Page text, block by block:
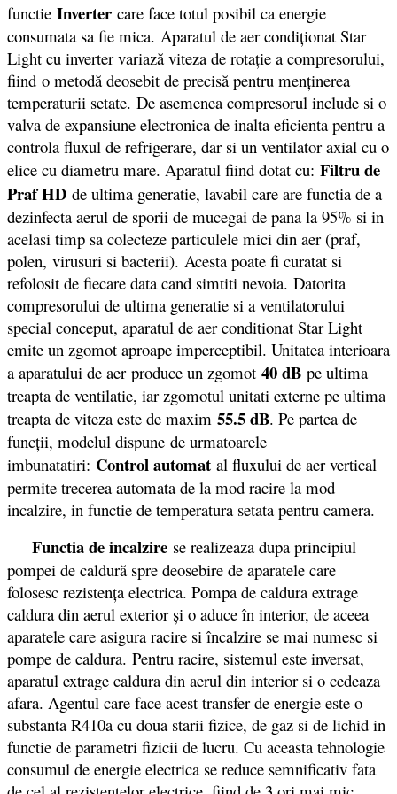
functie Inverter care face totul posibil ca energie
consumata sa fie mica. Aparatul de aer condiţionat Star
Light cu inverter variază viteza de rotaţie a compresorului,
fiind o metodă deosebit de precisă pentru menţinerea
temperaturii setate. De asemenea compresorul include si o
valva de expansiune electronica de inalta eficienta pentru a
controla fluxul de refrigerare, dar si un ventilator axial cu o
elice cu diametru mare. Aparatul fiind dotat cu: Filtru de
Praf HD de ultima generatie, lavabil care are functia de a
dezinfecta aerul de sporii de mucegai de pana la 95% si in
acelasi timp sa colecteze particulele mici din aer (praf,
polen, virusuri si bacterii). Acesta poate fi curatat si
refolosit de fiecare data cand simtiti nevoia. Datorita
compresorului de ultima generatie si a ventilatorului
special conceput, aparatul de aer conditionat Star Light
emite un zgomot aproape imperceptibil. Unitatea interioara
a aparatului de aer produce un zgomot 40 dB pe ultima
treapta de ventilatie, iar zgomotul unitati externe pe ultima
treapta de viteza este de maxim 55.5 dB. Pe partea de
funcții, modelul dispune de urmatoarele
imbunatatiri: Control automat al fluxului de aer vertical
permite trecerea automata de la mod racire la mod
incalzire, in functie de temperatura setata pentru camera.
Functia de incalzire se realizeaza dupa principiul
pompei de caldură spre deosebire de aparatele care
folosesc rezistenţa electrica. Pompa de caldura extrage
caldura din aerul exterior şi o aduce în interior, de aceea
aparatele care asigura racire si încalzire se mai numesc si
pompe de caldura. Pentru racire, sistemul este inversat,
aparatul extrage caldura din aerul din interior si o cedeaza
afara. Agentul care face acest transfer de energie este o
substanta R410a cu doua starii fizice, de gaz si de lichid in
functie de parametri fizicii de lucru. Cu aceasta tehnologie
consumul de energie electrica se reduce semnificativ fata